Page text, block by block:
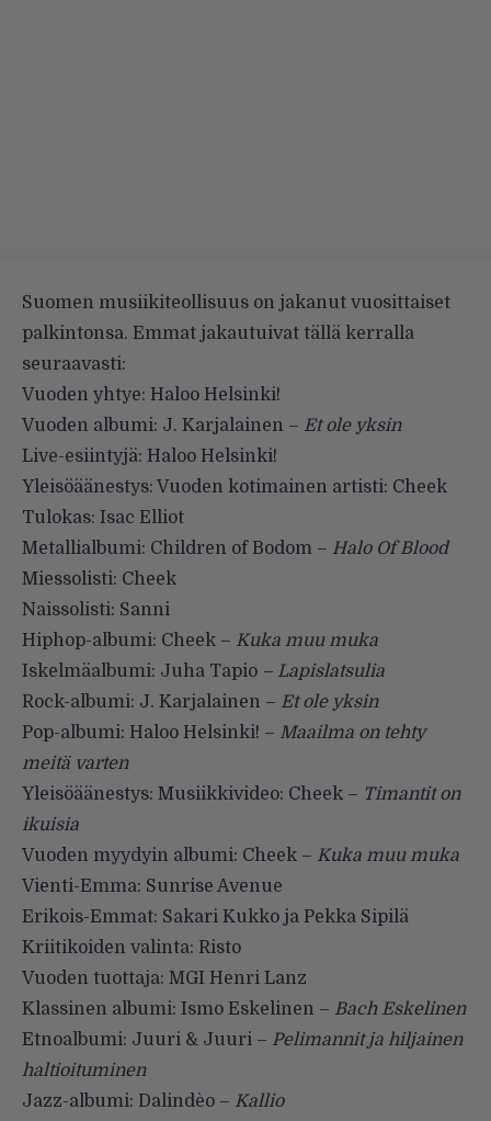
Suomen musiikiteollisuus on jakanut vuosittaiset
palkintonsa. Emmat jakautuivat tällä kerralla
seuraavasti:
Vuoden yhtye: Haloo Helsinki!
Vuoden albumi: J. Karjalainen – Et ole yksin
Live-esiintyjä: Haloo Helsinki!
Yleisöäänestys: Vuoden kotimainen artisti: Cheek
Tulokas: Isac Elliot
Metallialbumi: Children of Bodom – Halo Of Blood
Miessolisti: Cheek
Naissolisti: Sanni
Hiphop-albumi: Cheek – Kuka muu muka
Iskelmäalbumi: Juha Tapio – Lapislatsulia
Rock-albumi: J. Karjalainen – Et ole yksin
Pop-albumi: Haloo Helsinki! – Maailma on tehty
meitä varten
Yleisöäänestys: Musiikkivideo: Cheek – Timantit on
ikuisia
Vuoden myydyin albumi: Cheek – Kuka muu muka
Vienti-Emma: Sunrise Avenue
Erikois-Emmat: Sakari Kukko ja Pekka Sipilä
Kriitikoiden valinta: Risto
Vuoden tuottaja: MGI Henri Lanz
Klassinen albumi: Ismo Eskelinen – Bach Eskelinen
Etnoalbumi: Juuri & Juuri – Pelimannit ja hiljainen
haltioituminen
Jazz-albumi: Dalindèo – Kallio